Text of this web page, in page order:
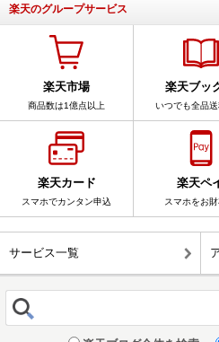
楽天のグループサービス
楽天市場
商品数は1億点以上
楽天ブッ
いつでも全品
楽天カード
スマホでカンタン申込
楽天ペ
スマホをお
サービス一覧